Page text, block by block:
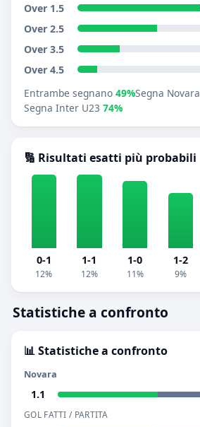
Over 1.5
Over 2.5
Over 3.5
Over 4.5
Entrambe segnano 49%Segna Novara
Segna Inter U23 74%
🔢 Risultati esatti più probabili
0-1
12%
1-1
12%
1-0
11%
1-2
9%
Statistiche a confronto
📊 Statistiche a confronto
Novara
1.1
GOL FATTI / PARTITA